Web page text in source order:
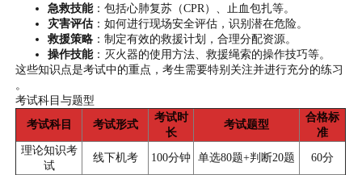
急救技能：包括心肺复苏（CPR）、止血包扎等。
灾害评估：如何进行现场安全评估，识别潜在危险。
救援策略 ：制定有效的救援计划，合理分配资源。
操作技能：灭火器的使用方法、救援绳索的操作技巧等。
这些知识点是考试中的重点，考生需要特别关注并进行充分的练习
。
考试科目与题型
考试科目
考试形式
考试时
长
考试题型
合格标
准
理论知识考
试
线下机考 100分钟 单选80题+判断20题 60分